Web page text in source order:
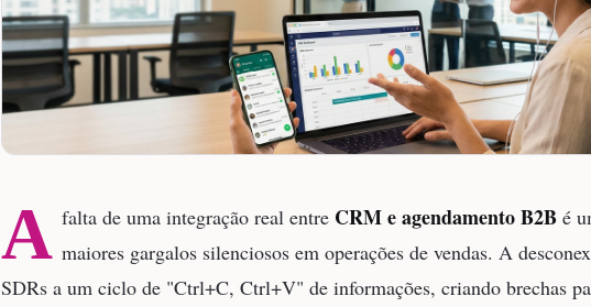
A falta de uma integração real entre CRM e agendamento B2Bé
maiores gargalos silenciosos em operações de vendas. A
SDRs a um ciclo de "Ctrl+C, Ctrl+V" de informações, criando brechas